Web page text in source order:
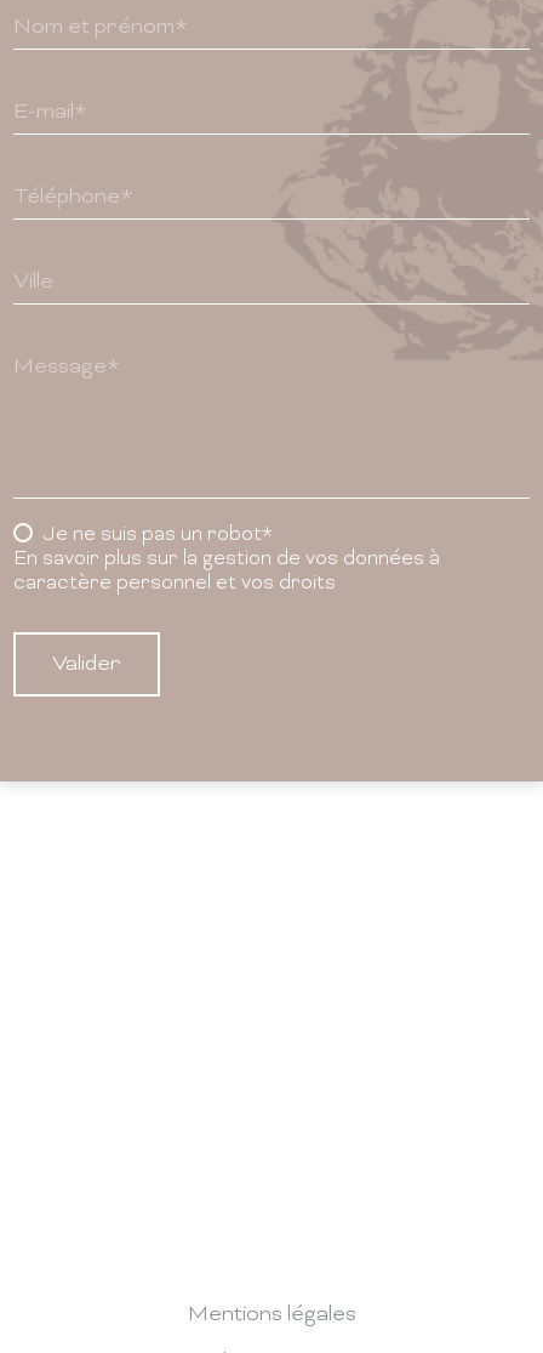
Nom et prénom*
E-mail*
Téléphone*
Ville
Message*
Je ne suis pas un robot*
En savoir plus sur la gestion de vos données à
caractère personnel et vos droits
Valider
Mentions légales